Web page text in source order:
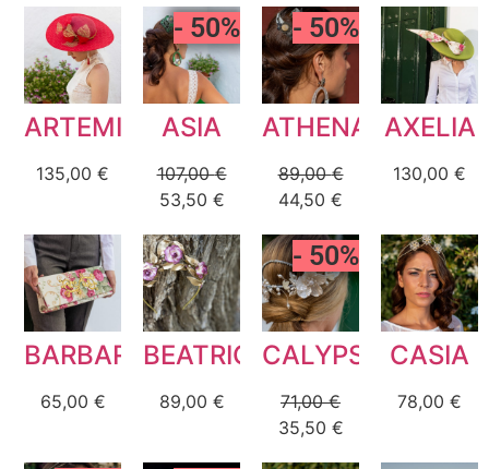
MODA
Contacto
ARTEMISA
135,00 €
- 50%
ASIA
107,00€
53,50 €
- 50%
ATHENA
89,00€
44,50 €
AXELIA
130,00 €
BARBARA
65,00 €
BEATRICE
89,00 €
- 50%
CALYPSO
71,00€
35,50 €
CASIA
78,00 €